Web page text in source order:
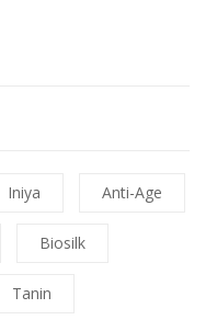
Iniya Anti-Age
Biosilk
Tanin